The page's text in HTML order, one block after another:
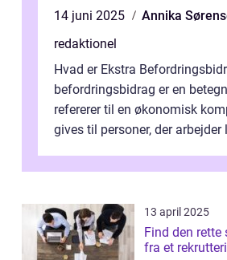
14 juni 2025
Annika
redaktionel
Hvad er Ekstra
befordringsbidrag er en
refererer til en økonomisk
gives til personer, der arbejder
13 april 2025
Find den
fra et